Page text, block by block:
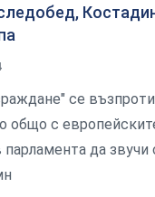
се
общо с
да звучи